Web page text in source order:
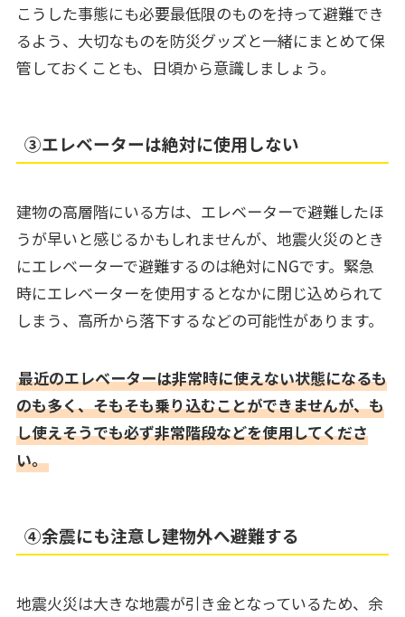
こうした事態にも必要最低限のものを持って避難でき
るよう、大切なものを防災グッズと一緒にまとめて保
管しておくことも、日頃から意識しましょう。
③エレベーターは絶対に使用しない
建物の高層階にいる方は、エレベーターで避難したほ
うが早いと感じるかもしれませんが、地震火災のとき
にエレベーターで避難するのは絶対にNGです。緊急
時にエレベーターを使用するとなかに閉じ込められて
しまう、高所から落下するなどの可能性があります。
最近のエレベーターは非常時に使えない状態になるも
のも多く、そもそも乗り込むことができませんが、も
し使えそうでも必ず非常階段などを使用してくださ
い。
④余震にも注意し建物外へ避難する
地震火災は大きな地震が引き金となっているため、余